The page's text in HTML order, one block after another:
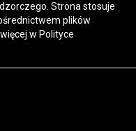
Strona stosuje
plików
w Polityce